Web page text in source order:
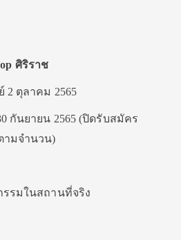
ศิริราช
2 ตุลาคม 2565
กันยายน 2565 (ปิดรับสมัคร
มจำนวน)
รรมในสถานที่จริง